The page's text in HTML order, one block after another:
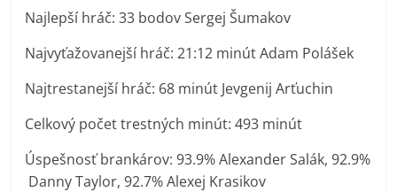
Najlepší hráč: 33 bodov Sergej Šumakov
Najvyťažovanejší hráč: 21:12 minút Adam Polášek
Najtrestanejší hráč: 68 minút Jevgenij Arťuchin
Celkový počet trestných minút: 493 minút
Úspešnosť brankárov: 93.9% Alexander Salák, 92.9%
Danny Taylor, 92.7% Alexej Krasikov